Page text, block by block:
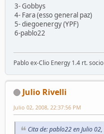
3- Gobbys
4- Fara (esso general paz)
5- diegoenergy (YPF)
6-pablo22
Pablo ex-Clio Energy 1.4 rt.
Julio Rivelli
Julio 02, 2008, 22:37:56 PM
Cita de: pablo22 en Julio